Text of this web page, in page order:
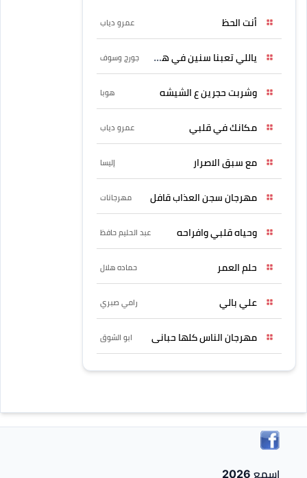
أنت الحظ عمرو دياب
ياللي تعبنا سنين في هواه جورج وسوف
وشربت حجرين ع الشيشه هوبا
مكانك في قلبي عمرو دياب
مع سبق الاصرار إليسا
مهرجان سجن العذاب قافل مهرجانات
وحياه قلبي وافراحه عبد الحليم حافظ
حلم العمر حماده هلال
علي بالي رامي صبري
مهرجان الناس كلها حبانى ابو الشوق
اسمع 2026